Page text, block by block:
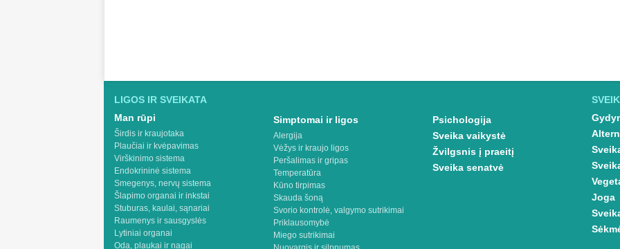
LIGOS IR SVEIKATA
Man rūpi
Širdis ir kraujotaka
Plaučiai ir kvėpavimas
Virškinimo sistema
Endokrininė sistema
Smegenys, nervų sistema
Šlapimo organai ir inkstai
Stuburas, kaulai, sąnariai
Raumenys ir sausgyslės
Lytiniai organai
Oda, plaukai ir nagai
Simptomai ir ligos
Alergija
Vėžys ir kraujo ligos
Peršalimas ir gripas
Temperatūra
Kūno tirpimas
Skauda šoną
Svorio kontrolė, valgymo sutrikimai
Priklausomybė
Miego sutrikimai
Psichologija
Sveika vaikystė
Žvilgsnis į praeitį
Sveika senatvė
Joga